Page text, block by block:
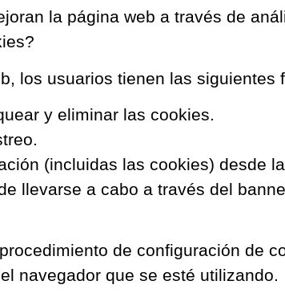
la página web a través de
los usuarios tienen las
y eliminar las cookies.
(incluidas las cookies) desde
llevarse a cabo a través del
de configuración de
navegador que se esté utilizando.